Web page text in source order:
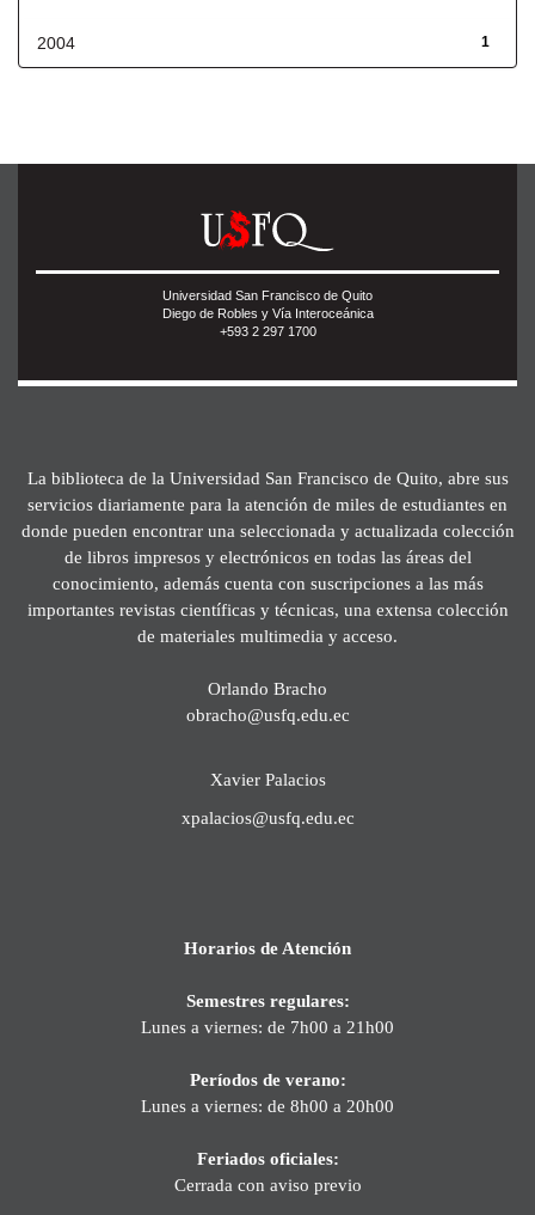
1
2004
Universidad San Francisco de Quito
Diego de Robles y Vía Interoceánica
+593 2 297 1700
La biblioteca de la Universidad San Francisco de Quito, abre sus
servicios diariamente para la atención de miles de estudiantes en
donde pueden encontrar una seleccionada y actualizada colección
de libros impresos y electrónicos en todas las áreas del
conocimiento, además cuenta con suscripciones a las más
importantes revistas científicas y técnicas, una extensa colección
de materiales multimedia y acceso.
Orlando Bracho
obracho@usfq.edu.ec
Xavier Palacios
xpalacios@usfq.edu.ec
Horarios de Atención
Semestres regulares:
Lunes a viernes: de 7h00 a 21h00
Períodos de verano:
Lunes a viernes: de 8h00 a 20h00
Feriados oficiales:
Cerrada con aviso previo